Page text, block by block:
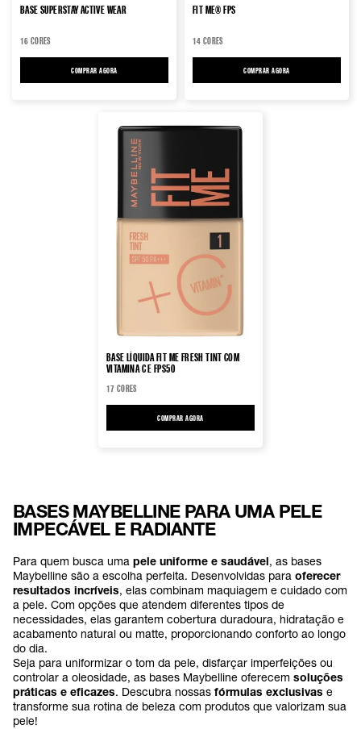
BASE SUPERSTAY ACTIVE WEAR
16 CORES
COMPRAR AGORA
FIT ME® FPS
14 CORES
COMPRAR AGORA
BASE LÍQUIDA FIT ME FRESH TINT COM
VITAMINA C E FPS50
17 CORES
COMPRAR AGORA
BASES MAYBELLINE PARA UMA PELE
IMPECÁVEL E RADIANTE
Para quem busca uma pele uniforme e saudável, as bases
Maybelline são a escolha perfeita. Desenvolvidas para oferecer
resultados incríveis, elas combinam maquiagem e cuidado com
a pele. Com opções que atendem diferentes tipos de
necessidades, elas garantem cobertura duradoura, hidratação e
acabamento natural ou matte, proporcionando conforto ao longo
do dia.
Seja para uniformizar o tom da pele, disfarçar imperfeições ou
controlar a oleosidade, as bases Maybelline oferecem soluções
práticas e eficazes. Descubra nossas fórmulas exclusivas e
transforme sua rotina de beleza com produtos que valorizam sua
pele!